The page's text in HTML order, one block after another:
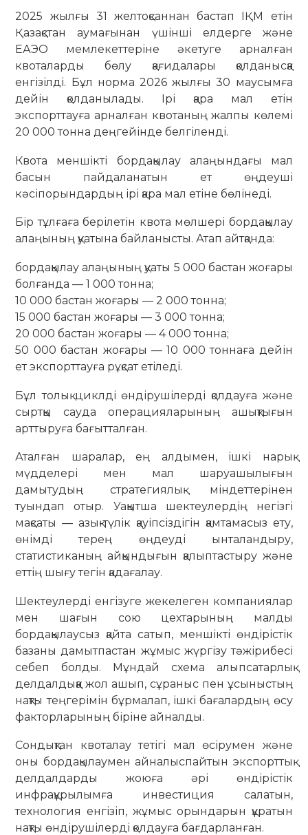
2025 жылғы 31 желтоқсаннан бастап ІҚМ етін
Қазақстан аумағынан үшінші елдерге және
ЕАЭО мемлекеттеріне әкетуге арналған
квоталарды бөлу қағидалары қолданысқа
енгізілді. Бұл норма 2026 жылғы 30 маусымға
дейін қолданылады. Ірі қара мал етін
экспорттауға арналған квотаның жалпы көлемі
20 000 тонна деңгейінде белгіленді.
Квота меншікті бордақылау алаңындағы мал
басын пайдаланатын ет өңдеуші
кәсіпорындардың ірі қара мал етіне бөлінеді.
Бір тұлғаға берілетін квота мөлшері бордақылау
алаңының қуатына байланысты. Атап айтқанда:
бордақылау алаңының қуаты 5 000 бастан жоғары
болғанда — 1 000 тонна;
10 000 бастан жоғары — 2 000 тонна;
15 000 бастан жоғары — 3 000 тонна;
20 000 бастан жоғары — 4 000 тонна;
50 000 бастан жоғары — 10 000 тоннаға дейін
ет экспорттауға рұқсат етіледі.
Бұл толық циклді өндірушілерді қолдауға және
сыртқы сауда операцияларының ашықтығын
арттыруға бағытталған.
Аталған шаралар, ең алдымен, ішкі нарық
мүдделері мен мал шаруашылығын
дамытудың стратегиялық міндеттерінен
туындап отыр. Уақытша шектеулердің негізгі
мақсаты — азық-түлік қауіпсіздігін қамтамасыз ету,
өнімді терең өңдеуді ынталандыру,
статистиканың айқындығын қалыптастыру және
еттің шығу тегін қадағалау.
Шектеулерді енгізуге жекелеген компаниялар
мен шағын сою цехтарының малды
бордақылаусыз қайта сатып, меншікті өндірістік
базаны дамытпастан жұмыс жүргізу тәжірибесі
себеп болды. Мұндай схема алыпсатарлық
делдалдыққа жол ашып, сұраныс пен ұсыныстың
нақты теңгерімін бұрмалап, ішкі бағалардың өсу
факторларының біріне айналды.
Сондықтан квоталау тетігі мал өсірумен және
оны бордақылаумен айналыспайтын экспорттық
делдалдарды жоюға әрі өндірістік
инфрақұрылымға инвестиция салатын,
технология енгізіп, жұмыс орындарын құратын
нақты өндірушілерді қолдауға бағдарланған.